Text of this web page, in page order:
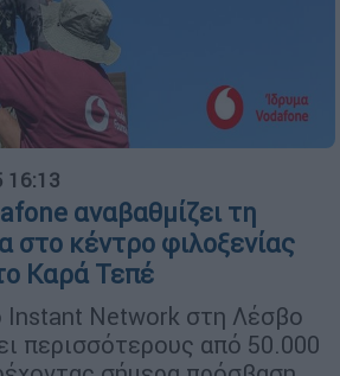
16:13
αναβαθμίζει τη
στο κέντρο φιλοξενίας
Καρά Τεπέ
Instant Network στη Λέσβο
περισσότερους από 50.000